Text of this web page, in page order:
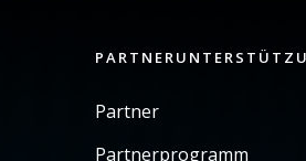
Partner
Partnerprogramm